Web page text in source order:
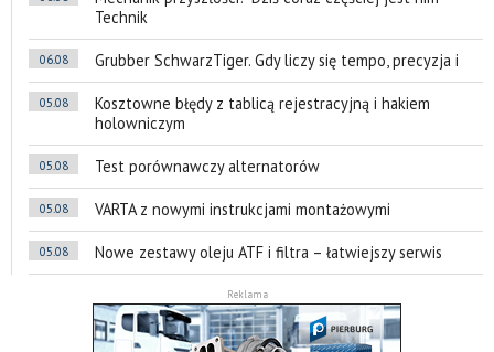
Technik
06.08 Grubber SchwarzTiger. Gdy liczy się tempo, precyzja i
05.08
Kosztowne błędy z tablicą rejestracyjną i hakiem
holowniczym
05.08 Test porównawczy alternatorów
05.08 VARTA z nowymi instrukcjami montażowymi
05.08 Nowe zestawy oleju ATF i filtra – łatwiejszy serwis
Reklama